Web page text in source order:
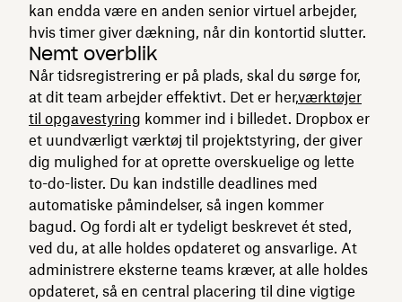
kan endda være en anden senior virtuel arbejder,
hvis timer giver dækning, når din kontortid slutter.
Nemt overblik
Når tidsregistrering er på plads, skal du sørge for,
at dit team arbejder effektivt. Det er her,værktøjer
til opgavestyring kommer ind i billedet. Dropbox er
et uundværligt værktøj til projektstyring, der giver
dig mulighed for at oprette overskuelige og lette
to-do-lister. Du kan indstille deadlines med
automatiske påmindelser, så ingen kommer
bagud. Og fordi alt er tydeligt beskrevet ét sted,
ved du, at alle holdes opdateret og ansvarlige. At
administrere eksterne teams kræver, at alle holdes
opdateret, så en central placering til dine vigtige